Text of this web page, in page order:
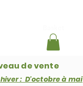
de vente
: D'octobre à mai